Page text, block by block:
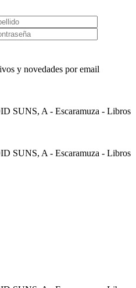
y novedades por email